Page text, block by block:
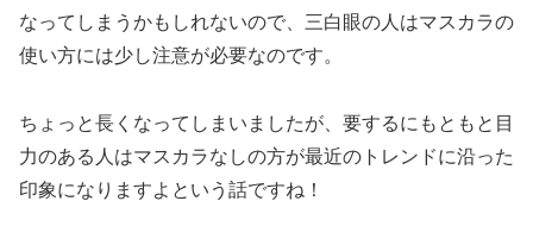
なってしまうかもしれないので、三白眼の人はマスカラの
使い方には少し注意が必要なのです。
ちょっと長くなってしまいましたが、要するにもともと目
力のある人はマスカラなしの方が最近のトレンドに沿った
印象になりますよという話ですね！